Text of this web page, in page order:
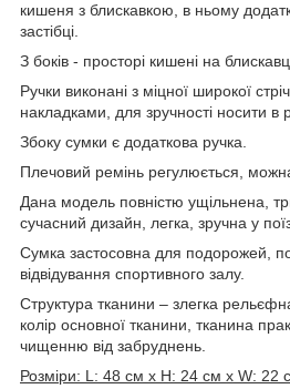
кишеня з блискавкою, в ньому
застібці.
З боків - просторі кишені на
Ручки виконані з міцної широкої
накладками, для зручності носити в
Збоку сумки є додаткова ручка.
Плечовий ремінь регулюється, можна
Дана модель повністю ущільнена,
сучасний дизайн, легка, зручна у
Сумка застосовна для подорожей,
відвідування спортивного залу.
Структура тканини – злегка
колір основної тканини, тканина
чищенню від забруднень.
Розміри: L: 48 см x H: 24 см x W: 22